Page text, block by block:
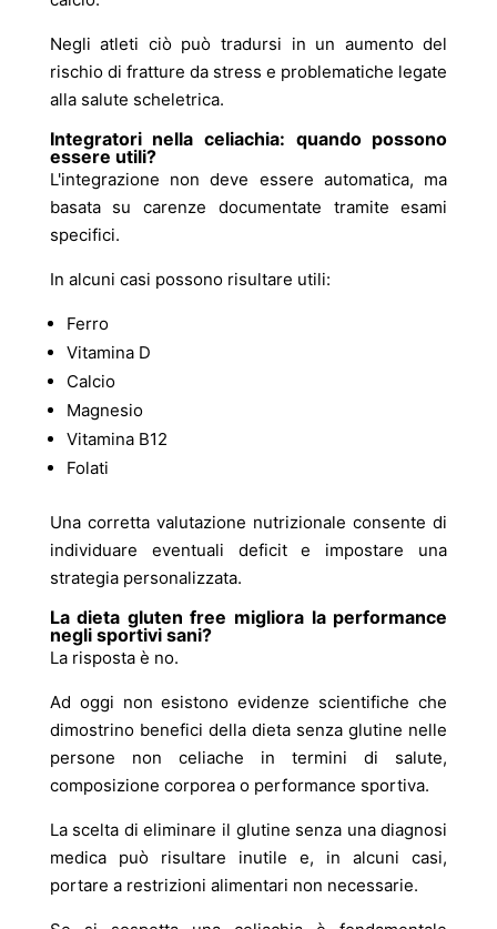
Negli atleti ciò può tradursi in un aumento del
rischio di fratture da stress e problematiche legate
alla salute scheletrica.
Integratori nella celiachia: quando possono
essere utili?
L'integrazione non deve essere automatica, ma
basata su carenze documentate tramite esami
specifici.
In alcuni casi possono risultare utili:
Ferro
Vitamina D
Calcio
Magnesio
Vitamina B12
Folati
Una corretta valutazione nutrizionale consente di
individuare eventuali deficit e impostare una
strategia personalizzata.
La dieta gluten free migliora la performance
negli sportivi sani?
La risposta è no.
Ad oggi non esistono evidenze scientifiche che
dimostrino benefici della dieta senza glutine nelle
persone non celiache in termini di salute,
composizione corporea o performance sportiva.
La scelta di eliminare il glutine senza una diagnosi
medica può risultare inutile e, in alcuni casi,
portare a restrizioni alimentari non necessarie.